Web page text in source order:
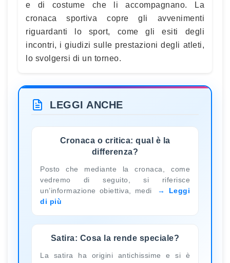
e di costume che li accompagnano. La
cronaca sportiva copre gli avvenimenti
riguardanti lo sport, come gli esiti degli
incontri, i giudizi sulle prestazioni degli atleti,
lo svolgersi di un torneo.
LEGGI ANCHE
Cronaca o critica: qual è la
differenza?
Posto che mediante la cronaca, come
vedremo di seguito, si riferisce
un’informazione obiettiva, medi
Leggi
di più
Satira: Cosa la rende speciale?
La satira ha origini antichissime e si è